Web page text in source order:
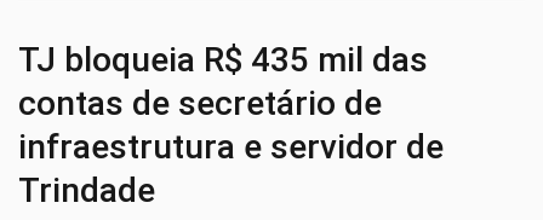
TJ bloqueia R$ 435 mil das
contas de secretário de
infraestrutura e servidor de
Trindade